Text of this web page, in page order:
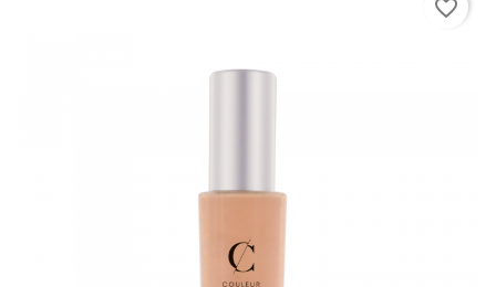
favorite_border